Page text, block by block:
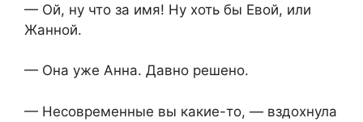
— Ой, ну что за имя! Ну хоть бы Евой, или
Жанной.
— Она уже Анна. Давно решено.
— Несовременные вы какие-то, — вздохнула